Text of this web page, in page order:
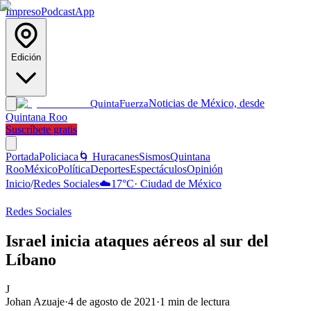
ImpresoPodcastApp
Edición
QuintaFuerzaNoticias de México, desde
Quintana Roo
Suscríbete gratis
PortadaPoliciaca 🌀 HuracanesSismosQuintana
RooMéxicoPolíticaDeportesEspectáculosOpinión
Inicio/Redes Sociales☁️17°C· Ciudad de México
Redes Sociales
Israel inicia ataques aéreos al sur del
Líbano
J
Johan Azuaje·4 de agosto de 2021 ·1 min de lectura